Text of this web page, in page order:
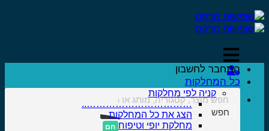
חפש
התחבר לחשבון
כל המחלקות
קניה לפי מחלקות
……………………………..
הצג את כל המחלקות
מחלקת יופי וטיפוח